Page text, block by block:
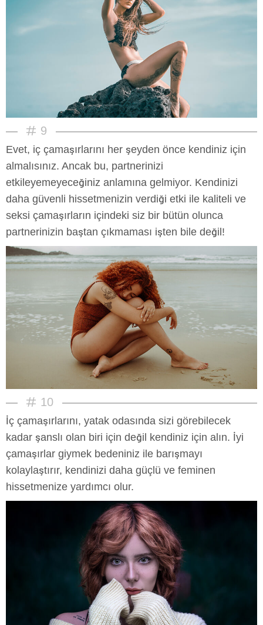
9
Evet, iç çamaşırlarını her şeyden önce kendiniz için
almalısınız. Ancak bu, partnerinizi
etkileyemeyeceğiniz anlamına gelmiyor. Kendinizi
daha güvenli hissetmenizin verdiği etki ile kaliteli ve
seksi çamaşırların içindeki siz bir bütün olunca
partnerinizin baştan çıkmaması işten bile değil!
10
İç çamaşırlarını, yatak odasında sizi görebilecek
kadar şanslı olan biri için değil kendiniz için alın. İyi
çamaşırlar giymek bedeniniz ile barışmayı
kolaylaştırır, kendinizi daha güçlü ve feminen
hissetmenize yardımcı olur.